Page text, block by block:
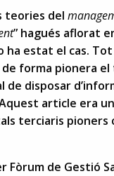
teories del
” hagués aflorat
ha estat el cas.
forma pionera el
disposar
article era
terciaris pioners
Fòrum de Gestió